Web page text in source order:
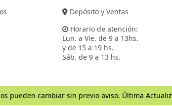
Depósito y Ventas
Horario de atención:
Lun. a Vie. de 9 a 13hs.
y de 15 a 19 hs.
Sáb. de 9 a 13 hs.
pueden cambiar sin previo aviso. Última